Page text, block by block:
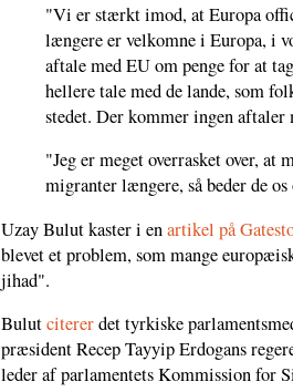
"Vi er stærkt imod, at Europa
længere er velkomne i Europa, i
aftale med EU om penge for at
hellere tale med de lande, som
stedet. Der kommer ingen aftaler
"Jeg er meget overrasket over, at
migranter længere, så beder de
Uzay Bulut kaster i enartikel på
blevet et problem, som mange
jihad".
Bulutcitererdet tyrkiske
præsident Recep Tayyip Erdogans
leder af parlamentets Kommission for